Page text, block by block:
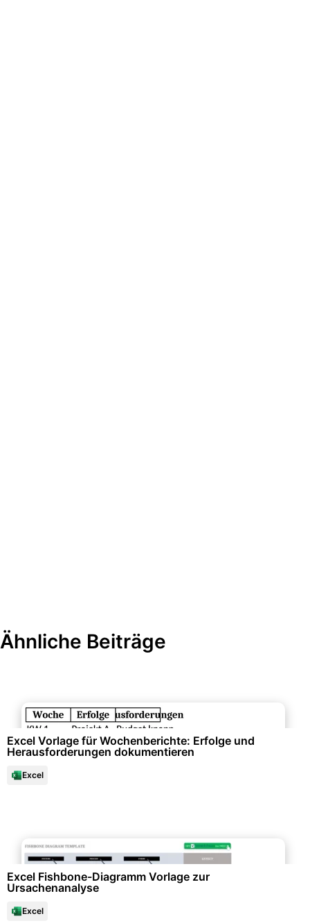
Ähnliche Beiträge
Excel Vorlage für Wochenberichte: Erfolge und
Herausforderungen dokumentieren
Excel
Excel Fishbone-Diagramm Vorlage zur
Ursachenanalyse
Excel